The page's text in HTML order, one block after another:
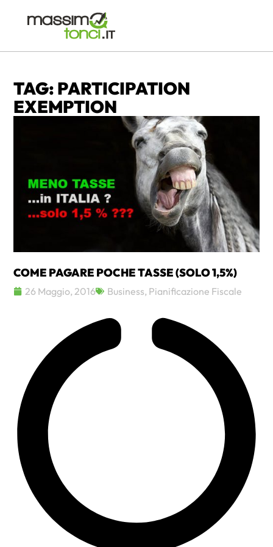
TAG: PARTICIPATION
EXEMPTION
COME PAGARE POCHE TASSE (SOLO 1,5%)
26 Maggio, 2016 Business, Pianificazione Fiscale